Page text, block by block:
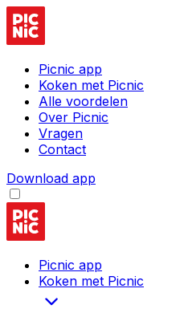
Picnic app
Koken met Picnic
Alle voordelen
Over Picnic
Vragen
Contact
Download app
Picnic app
Koken met Picnic